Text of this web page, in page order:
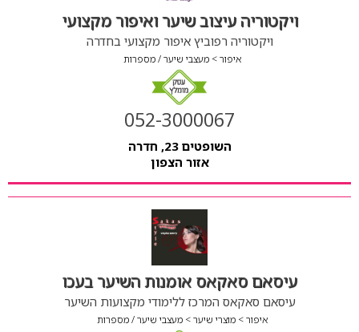
ויקטוריה עיצוב שיער ואיפור מקצועי
ויקטוריה רפוביץ איפור מקצועי בחדרה
איפור מעצבי שיער / מספרות
052-3000067
השופטים 23, חדרה
אזור הצפון
עיסאם סאקאס אומנות השיער בעכו
עיסאם סאקאס המרכז ללימודי מקצועות השיער
איפור מוצרי שיער מעצבי שיער / מספרות